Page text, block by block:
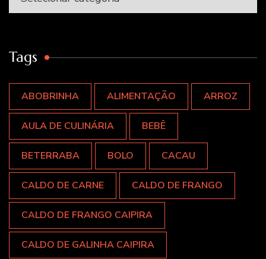
Tags
ABOBRINHA ALIMENTAÇÃO ARROZ
AULA DE CULINÁRIA BEBÊ
BETERRABA BOLO CACAU
CALDO DE CARNE CALDO DE FRANGO
CALDO DE FRANGO CAIPIRA
CALDO DE GALINHA CAIPIRA